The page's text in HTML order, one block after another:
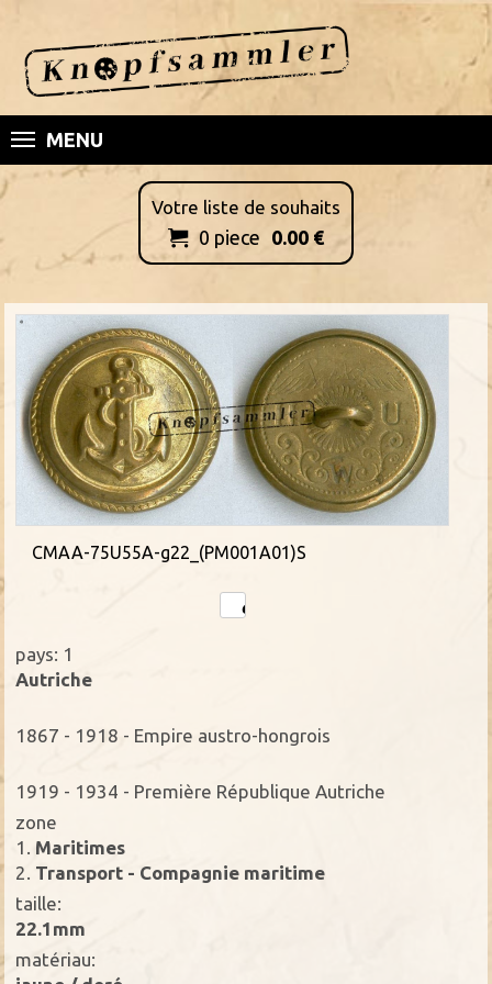
MENU
Votre liste de souhaits
 0 piece 0.00 €
CMAA-75U55A-g22_(PM001A01)S
pays: 1
Autriche
1867 - 1918 - Empire austro-hongrois
1919 - 1934 - Première République Autriche
zone
1. Maritimes
2. Transport - Compagnie maritime
taille:
22.1mm
matériau: